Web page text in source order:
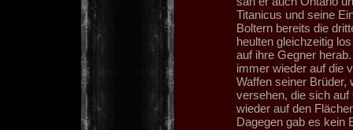
Titanicus und seine
Boltern bereits die
heulten gleichzeitig
auf ihre Gegner
immer wieder auf die
Waffen seiner Brüder,
versehen, die sich
wieder auf den
Dagegen gab es kein